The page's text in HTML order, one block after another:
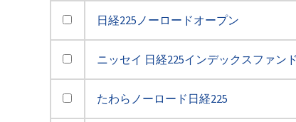
日経225ノーロードオープン
ニッセイ 日経225インデックスファンド
たわらノーロード日経225